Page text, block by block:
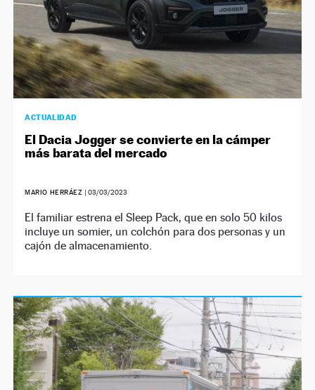
ACTUALIDAD
El Dacia Jogger se convierte en la cámper
más barata del mercado
MARIO HERRÁEZ | 03/03/2023
El familiar estrena el Sleep Pack, que en solo 50 kilos
incluye un somier, un colchón para dos personas y un
cajón de almacenamiento.